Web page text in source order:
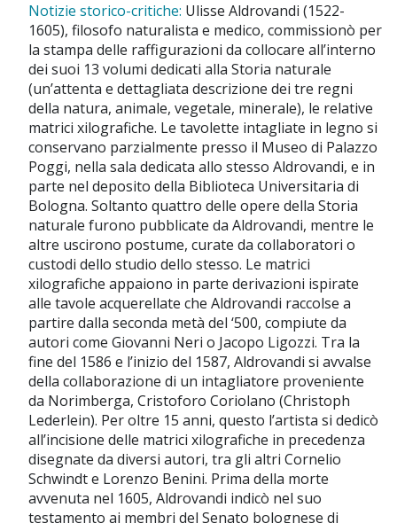
Notizie storico-critiche: Ulisse Aldrovandi (1522-
1605), filosofo naturalista e medico, commissionò per
la stampa delle raffigurazioni da collocare all’interno
dei suoi 13 volumi dedicati alla Storia naturale
(un’attenta e dettagliata descrizione dei tre regni
della natura, animale, vegetale, minerale), le relative
matrici xilografiche. Le tavolette intagliate in legno si
conservano parzialmente presso il Museo di Palazzo
Poggi, nella sala dedicata allo stesso Aldrovandi, e in
parte nel deposito della Biblioteca Universitaria di
Bologna. Soltanto quattro delle opere della Storia
naturale furono pubblicate da Aldrovandi, mentre le
altre uscirono postume, curate da collaboratori o
custodi dello studio dello stesso. Le matrici
xilografiche appaiono in parte derivazioni ispirate
alle tavole acquerellate che Aldrovandi raccolse a
partire dalla seconda metà del ‘500, compiute da
autori come Giovanni Neri o Jacopo Ligozzi. Tra la
fine del 1586 e l’inizio del 1587, Aldrovandi si avvalse
della collaborazione di un intagliatore proveniente
da Norimberga, Cristoforo Coriolano (Christoph
Lederlein). Per oltre 15 anni, questo l’artista si dedicò
all’incisione delle matrici xilografiche in precedenza
disegnate da diversi autori, tra gli altri Cornelio
Schwindt e Lorenzo Benini. Prima della morte
avvenuta nel 1605, Aldrovandi indicò nel suo
testamento ai membri del Senato bolognese di